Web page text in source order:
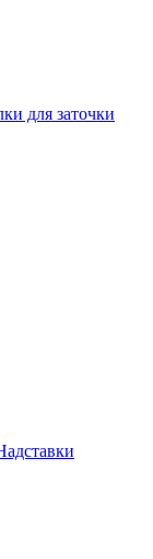
для заточки